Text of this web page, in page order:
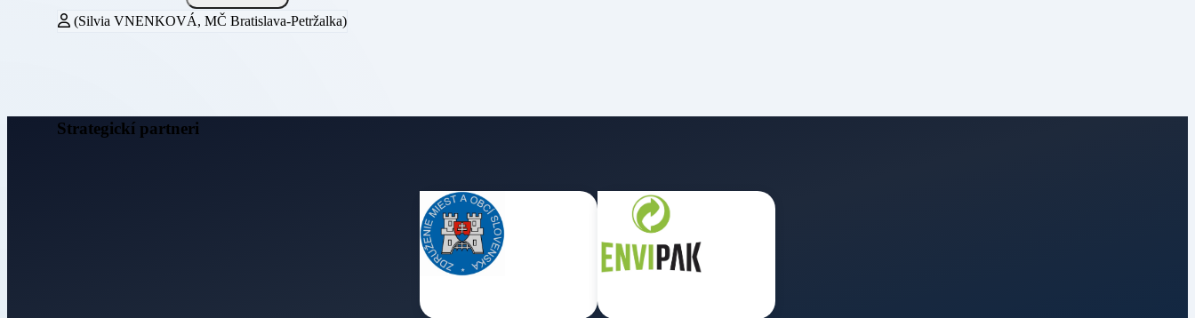
(Silvia VNENKOVÁ, MČ Bratislava-Petržalka)
Strategickí partneri